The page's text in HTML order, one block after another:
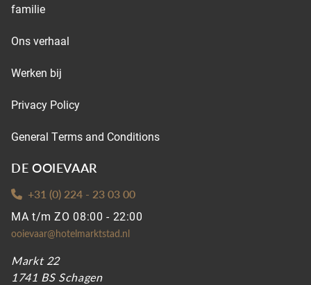
familie
Ons verhaal
Werken bij
Privacy Policy
General Terms and Conditions
DE OOIEVAAR
+31 (0) 224 - 23 03 00
MA t/m ZO 08:00 - 22:00
ooievaar@hotelmarktstad.nl
Markt 22
1741 BS Schagen